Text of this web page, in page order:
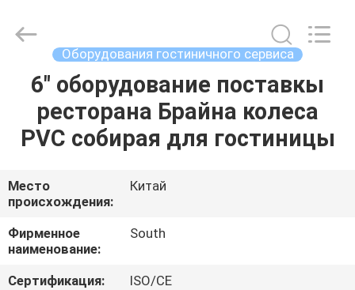
ДОМ
ПРОДУКТЫ
ВИДЕО
О
НАС
equipments
limited.
Reserved.
Оборудования гостиничного сервиса
6" оборудование поставкы
ресторана Брайна колеса
PVC собирая для гостиницы
Место
происхождения:
Китай
Фирменное
наименование:
South
Сертификация:
ISO/CE